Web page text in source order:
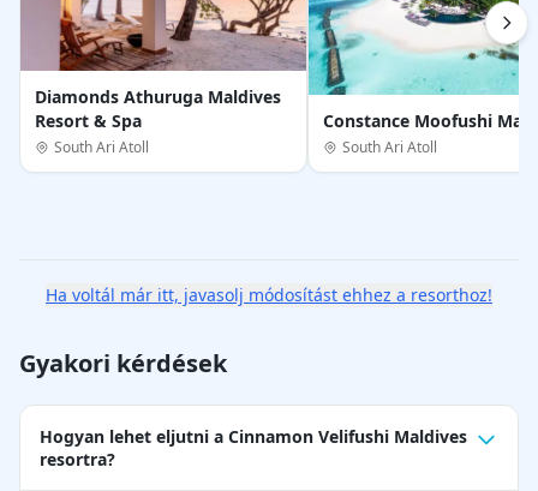
Diamonds Athuruga Maldives
Resort & Spa
South Ari Atoll
Constance Moofushi
South Ari Atoll
Gyakori kérdések
Hogyan lehet eljutni a Cinnamon Velifushi Maldives
resortra?
Ha voltál már itt, javasolj módosítást ehhez a resorthoz!